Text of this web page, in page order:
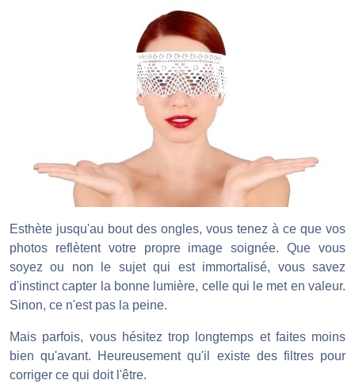
Esthète jusqu'au bout des ongles, vous tenez à ce que vos
photos reflètent votre propre image soignée. Que vous
soyez ou non le sujet qui est immortalisé, vous savez
d'instinct capter la bonne lumière, celle qui le met en valeur.
Sinon, ce n'est pas la peine.
Mais parfois, vous hésitez trop longtemps et faites moins
bien qu'avant. Heureusement qu'il existe des filtres pour
corriger ce qui doit l'être.